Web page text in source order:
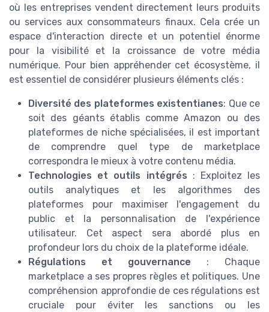
où les entreprises vendent directement leurs produits
ou services aux consommateurs finaux. Cela crée un
espace d'interaction directe et un potentiel énorme
pour la visibilité et la croissance de votre média
numérique. Pour bien appréhender cet écosystème, il
est essentiel de considérer plusieurs éléments clés :
Diversité des plateformes existentianes: Que ce
soit des géants établis comme Amazon ou des
plateformes de niche spécialisées, il est important
de comprendre quel type de marketplace
correspondra le mieux à votre contenu média.
Technologies et outils intégrés : Exploitez les
outils analytiques et les algorithmes des
plateformes pour maximiser l'engagement du
public et la personnalisation de l'expérience
utilisateur. Cet aspect sera abordé plus en
profondeur lors du choix de la plateforme idéale.
Régulations et gouvernance : Chaque
marketplace a ses propres règles et politiques. Une
compréhension approfondie de ces régulations est
cruciale pour éviter les sanctions ou les